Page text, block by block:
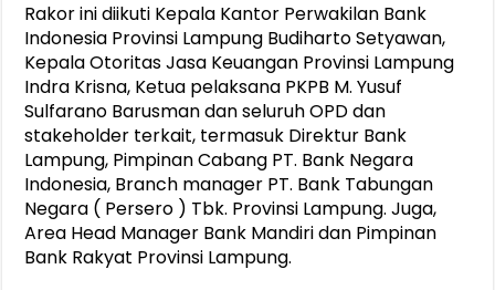
Rakor ini diikuti Kepala Kantor Perwakilan Bank
Indonesia Provinsi Lampung Budiharto Setyawan,
Kepala Otoritas Jasa Keuangan Provinsi Lampung
Indra Krisna, Ketua pelaksana PKPB M. Yusuf
Sulfarano Barusman dan seluruh OPD dan
stakeholder terkait, termasuk Direktur Bank
Lampung, Pimpinan Cabang PT. Bank Negara
Indonesia, Branch manager PT. Bank Tabungan
Negara ( Persero ) Tbk. Provinsi Lampung. Juga,
Area Head Manager Bank Mandiri dan Pimpinan
Bank Rakyat Provinsi Lampung.